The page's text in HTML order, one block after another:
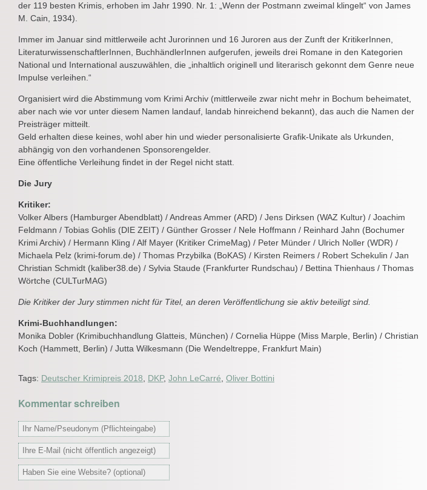
der 119 besten Krimis, erhoben im Jahr 1990. Nr. 1: „Wenn der Postmann zweimal klingelt“ von James
M. Cain, 1934).
Immer im Januar sind mittlerweile acht Jurorinnen und 16 Juroren aus der Zunft der KritikerInnen,
LiteraturwissenschaftlerInnen, BuchhändlerInnen aufgerufen, jeweils drei Romane in den Kategorien
National und International auszuwählen, die „inhaltlich originell und literarisch gekonnt dem Genre neue
Impulse verleihen.“
Organisiert wird die Abstimmung vom Krimi Archiv (mittlerweile zwar nicht mehr in Bochum beheimatet,
aber nach wie vor unter diesem Namen landauf, landab hinreichend bekannt), das auch die Namen der
Preisträger mitteilt.
Geld erhalten diese keines, wohl aber hin und wieder personalisierte Grafik-Unikate als Urkunden,
abhängig von den vorhandenen Sponsorengelder.
Eine öffentliche Verleihung findet in der Regel nicht statt.
Die Jury
Kritiker:
Volker Albers (Hamburger Abendblatt) / Andreas Ammer (ARD) / Jens Dirksen (WAZ Kultur) / Joachim
Feldmann / Tobias Gohlis (DIE ZEIT) / Günther Grosser / Nele Hoffmann / Reinhard Jahn (Bochumer
Krimi Archiv) / Hermann Kling / Alf Mayer (Kritiker CrimeMag) / Peter Münder / Ulrich Noller (WDR) /
Michaela Pelz (krimi-forum.de) / Thomas Przybilka (BoKAS) / Kirsten Reimers / Robert Schekulin / Jan
Christian Schmidt (kaliber38.de) / Sylvia Staude (Frankfurter Rundschau) / Bettina Thienhaus / Thomas
Wörtche (CULTurMAG)
Die Kritiker der Jury stimmen nicht für Titel, an deren Veröffentlichung sie aktiv beteiligt sind.
Krimi-Buchhandlungen:
Monika Dobler (Krimibuchhandlung Glatteis, München) / Cornelia Hüppe (Miss Marple, Berlin) / Christian
Koch (Hammett, Berlin) / Jutta Wilkesmann (Die Wendeltreppe, Frankfurt Main)
Tags: Deutscher Krimipreis 2018 DKP, John LeCarré Oliver Bottini
Kommentar schreiben